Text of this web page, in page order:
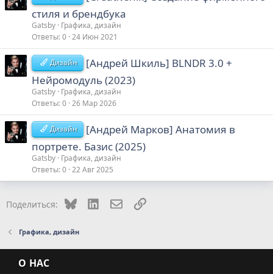
cтиля и брeндбука
Gatsby Графика, дизайн
Ответы 0 24 Июн 2021
Дизайн
[Андрей Шкиль] BLNDR 3.0 +
Нейромодуль (2023)
Gatsby Графика, дизайн
Ответы 0 26 Мар 2026
Дизайн
[Андрей Марков] Анатомия в
портрете. Базис (2025)
Gatsby Графика, дизайн
Ответы 0 22 Авг 2025
Поделиться: Bluesky LinkedInЭлектронная почта
Ссылка
Графика, дизайн
О НАС